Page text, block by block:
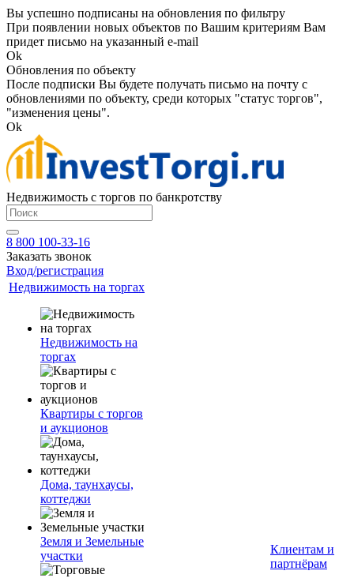
Вы успешно подписаны на обновления по фильтру
При появлении новых объектов по Вашим критериям Вам
придет письмо на указанный e-mail
Ok
Обновления по объекту
После подписки Вы будете получать письмо на почту с
обновлениями по объекту, среди которых "статус торгов",
"изменения цены".
Ok
Недвижимость с торгов по банкротству
8 800 100-33-16
Заказать звонок
Вход/регистрация
Недвижимость на торгах
Недвижимость на
торгах
Квартиры с торгов
и аукционов
Дома, таунхаусы,
коттеджи
Земля и Земельные
участки
Клиентам и
партнёрам